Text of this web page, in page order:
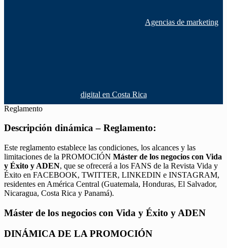
Agencias de marketing
digital en Costa Rica
Reglamento
Descripción dinámica – Reglamento:
Este reglamento establece las condiciones, los alcances y las
limitaciones de la PROMOCIÓN Máster de los negocios con Vida
y Éxito y ADEN, que se ofrecerá a los FANS de la Revista Vida y
Éxito en FACEBOOK, TWITTER, LINKEDIN e INSTAGRAM,
residentes en América Central (Guatemala, Honduras, El Salvador,
Nicaragua, Costa Rica y Panamá).
Máster de los negocios con Vida y Éxito y ADEN
DINÁMICA DE LA PROMOCIÓN